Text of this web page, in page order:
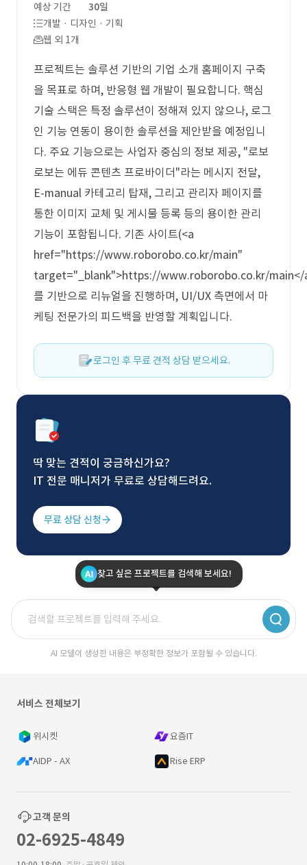
예상 기간
30일
개발 · 디자인 · 기획
웹 외 1개
프로젝트는 솔루션 기반의 기업 소개 홈페이지 구축
을 목표로 하며, 반응형 웹 개발이 필요합니다. 핵심
기술 스택은 특정 솔루션이 정해져 있지 않으나, 로그
인 기능 연동이 용이한 솔루션을 제안받을 예정입니
다. 주요 기능으로는 사업자 중심의 정보 제공, "로보
로보는 에듀 콘텐츠 프로바이더"라는 메시지 전달,
E-manual 카테고리 탑재, 그리고 관리자 페이지를
통한 이미지 교체 및 게시물 등록 등의 용이한 관리
기능이 포함됩니다. 기존 사이트(<a
href="https://www.roborobo.co.kr/main"
target="_blank">https://www.roborobo.co.kr/main</
를 기반으로 리뉴얼을 진행하며, UI/UX 측면에서 마
케팅 전문가의 피드백을 반영할 계획입니다.
로그인 후 무료 견적 상담 받으세요.
딱 맞는 견적이 궁금하신가요?
IT 전문 매니저가 무료로 상담해드려요.
무료 상담 신청
찾고 싶은 프로젝트를 검색해 보세요!
AI 모델이 생성한 내용은 부정확한 정보가 포함될 수 있습니다.
서비스 전체보기
위시켓 요즘IT
AIDP - AX Rise ERP
고객 문의
02-6925-4849